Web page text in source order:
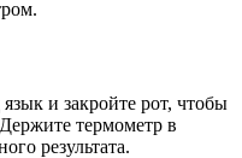
и закройте рот, чтобы
термометр в
результата.